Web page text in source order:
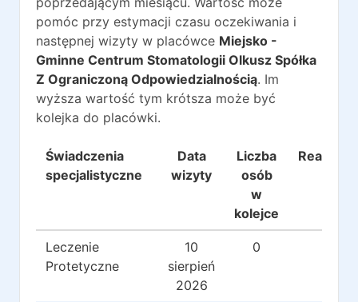
pomóc przy estymacji czasu oczekiwania i
następnej wizyty w placówce Miejsko -
Gminne Centrum Stomatologii Olkusz Spółka
Z Ograniczoną Odpowiedzialnością. Im
wyższa wartość tym krótsza może być
kolejka do placówki.
Świadczenia
specjalistyczne
Data
wizyty
Liczba
osób
w
kolejce
Leczenie
Protetyczne
10
sierpień
2026
0